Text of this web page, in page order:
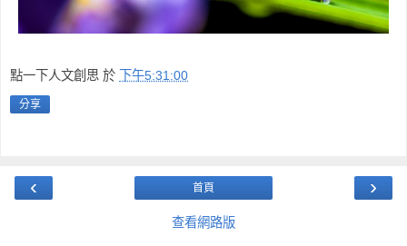
點一下人文創思 於 下午5:31:00
分享
‹ ›
首頁
查看網路版